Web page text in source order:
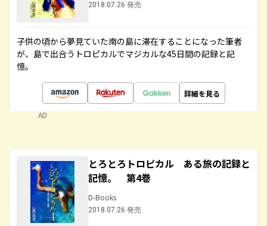
2018.07.26 発売
子供の頃から夢見ていた南の島に滞在することになった筆者
が、島で出合うトロピカルでマジカルな45日間の記録と記
憶。
詳細を見る
AD
とろとろトロピカル ある旅の記録と
記憶。 第4巻
D-Books
2018.07.26 発売